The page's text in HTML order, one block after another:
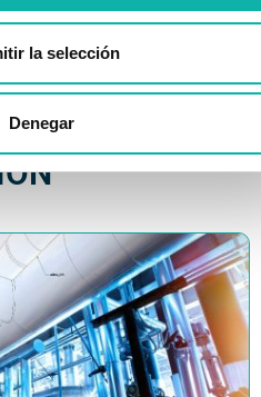
la selección
Denegar
DE